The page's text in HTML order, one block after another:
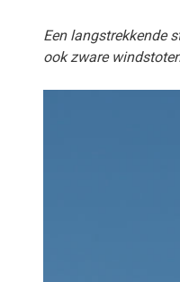
Een langstrekkende
ook zware